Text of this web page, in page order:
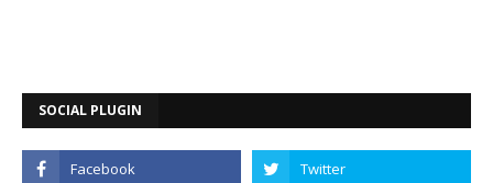
SOCIAL PLUGIN